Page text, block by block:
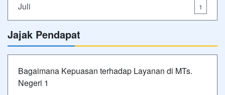
Juli 1
Jajak Pendapat
Bagaimana Kepuasan terhadap Layanan di MTs.
Negeri 1